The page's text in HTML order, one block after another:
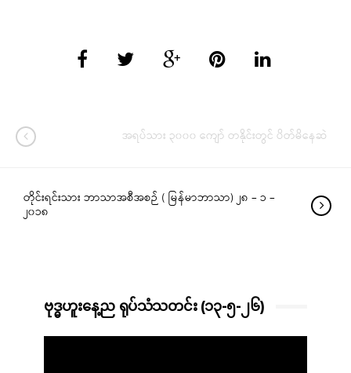
အရပ်သား ၃၀၀၀ ကျော် တနိုင်းတွင် ပိတ်မိနေဆဲ
တိုင်းရင်းသား ဘာသာအစီအစဉ် ( မြန်မာဘာသာ) ၂၈ – ၁ –
၂၀၁၈
ဗုဒ္ဓဟူးနေ့ည ရုပ်သံသတင်း (၁၃-၅-၂၆)